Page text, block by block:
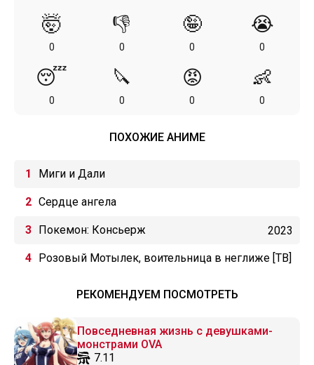
🤯
0
👎
0
🤪
0
😭
0
😴
0
🔪
0
😡
0
👶
0
ПОХОЖИЕ АНИМЕ
Миги и Дали
Сердце ангела
Покемон: Консьерж 2023
Розовый Мотылек, воительница в неглиже [ТВ]
РЕКОМЕНДУЕМ ПОСМОТРЕТЬ
Повседневная жизнь с девушками-
монстрами OVA
7.11